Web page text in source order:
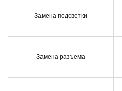
Замена подсветки
Замена разъема